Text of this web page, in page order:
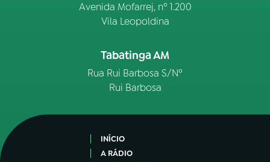
Avenida Mofarrej, nº 1.200
Vila Leopoldina
Tabatinga AM
Rua Rui Barbosa S/Nº
Rui Barbosa
INÍCIO
A RÁDIO